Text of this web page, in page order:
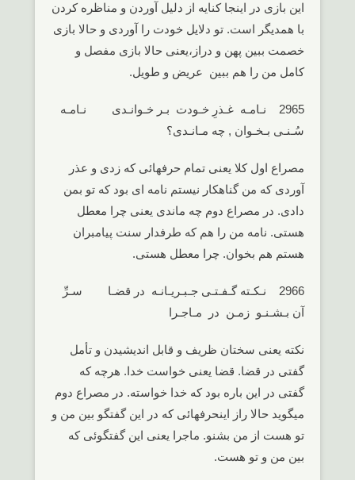
این بازی در اینجا کنایه از دلیل آوردن و مناظره کردن
با همدیگر است. تو دلایل خودت را آوردی و حالا بازی
خصمت ببین پهن و دراز،یعنی حالا بازی مفصل و
کامل من را هم ببین عریض و طویل.
2965 نـامـه غـذرِ خـودت بـر خـوانـدی نـامـه
سُـنـی بـخـوان , چه مـانـدی؟
مصراع اول کلا یعنی تمام حرفهائی که زدی و عذر
آوردی که من گناهکار نیستم نامه ای بود که تو بمن
دادی. در مصراع دوم چه ماندی یعنی چرا معطل
هستی. نامه من را هم که طرفدار سنت پیامبران
هستم هم بخوان. چرا معطل هستی.
2966 نـکـته گـفـتـی جـبـریـانـه در قضـا سـرِّ
آن بـشـنـو زمـن در مـاجـرا
نکته یعنی سختان ظریف و قابل اندیشیدن و تأمل
گفتی در قضا. قضا یعنی خواست خدا. هرچه که
گفتی در این باره بود که خدا خواسته. در مصراع دوم
میگوید حالا راز اینحرفهائی که در این گفتگو بین من و
تو هست از من بشنو. ماجرا یعنی این گفتگوئی که
بین من و تو هست.